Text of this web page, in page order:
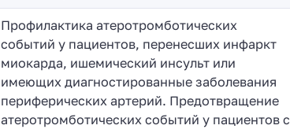
Профилактика атеротромботических
событий у пациентов, перенесших инфаркт
миокарда, ишемический инсульт или
имеющих диагностированные заболевания
периферических артерий. Предотвращение
атеротромботических событий у пациентов с